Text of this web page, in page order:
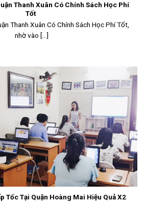
Thanh Xuân Có Chính Sách Học Phí
Tốt
Thanh Xuân Có Chính Sách Học Phí Tốt,
nhờ vào [...]
Tốc Tại Quận Hoàng Mai Hiệu Quả X2